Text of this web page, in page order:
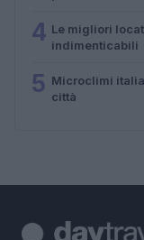
4 Le migliori
indimenticabili
5 Microclimi
città